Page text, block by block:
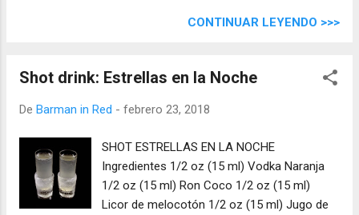
CONTINUAR LEYENDO >>>
Shot drink: Estrellas en la Noche
De Barman in Red - febrero 23, 2018
SHOT ESTRELLAS EN LA NOCHE
Ingredientes 1/2 oz (15 ml) Vodka Naranja
1/2 oz (15 ml) Ron Coco 1/2 oz (15 ml)
Licor de melocotón 1/2 oz (15 ml) Jugo de